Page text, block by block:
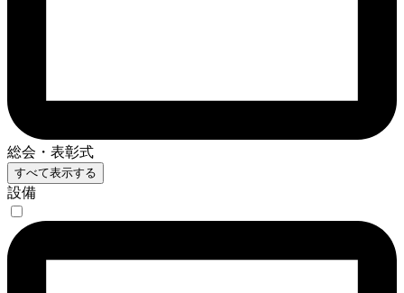
総会・表彰式
すべて表示する
設備